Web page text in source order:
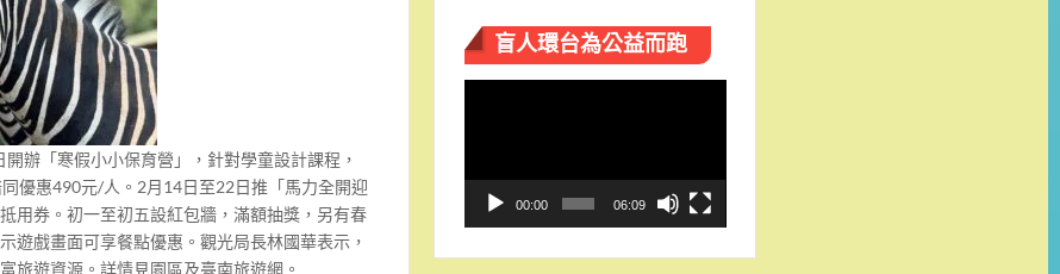
辦「寒假小小保育營」，針對學童設計課程，
優惠490元/人。2月14日至22日推「馬力全開迎
用券。初一至初五設紅包牆，滿額抽獎，另有春
遊戲畫面可享餐點優惠。觀光局長林國華表示，
旅遊資源。詳情見園區及臺南旅遊網。
盲人環台​為公益而跑
放
00:00 06:09